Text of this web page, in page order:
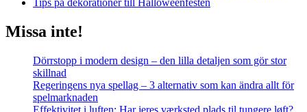
Missa inte!
Dörrstopp i modern design – den lilla detaljen som gör stor
skillnad
Regeringens nya spellag – 3 alternativ som kan ändra allt för
spelmarknaden
Effektivitet i luften: Har jeres værksted plads til tungere løft?